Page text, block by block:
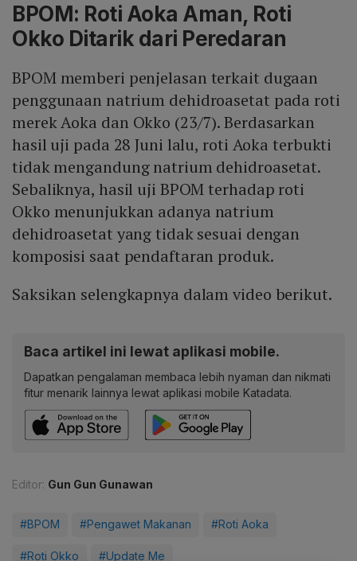
BPOM: Roti Aoka Aman, Roti
Okko Ditarik dari Peredaran
BPOM memberi penjelasan terkait dugaan
penggunaan natrium dehidroasetat pada roti
merek Aoka dan Okko (23/7). Berdasarkan
hasil uji pada 28 Juni lalu, roti Aoka terbukti
tidak mengandung natrium dehidroasetat.
Sebaliknya, hasil uji BPOM terhadap roti
Okko menunjukkan adanya natrium
dehidroasetat yang tidak sesuai dengan
komposisi saat pendaftaran produk.
Saksikan selengkapnya dalam video berikut.
Baca artikel ini lewat aplikasi mobile.
Dapatkan pengalaman membaca lebih nyaman dan nikmati
fitur menarik lainnya lewat aplikasi mobile Katadata.
Editor: Gun Gun Gunawan
#BPOM #Pengawet Makanan #Roti Aoka
#Roti Okko #Update Me